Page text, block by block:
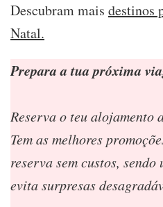
Descubram mais destinos
Natal.
Prepara a tua próxima
Reserva o teu alojamento
Tem as melhores
reserva sem custos,
evita surpresas